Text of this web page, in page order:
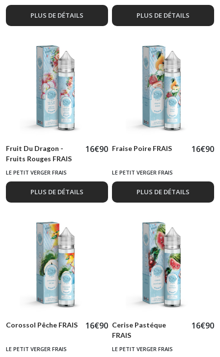
PLUS DE DÉTAILS PLUS DE DÉTAILS
Fruit Du Dragon -
Fruits Rouges FRAIS
16€90
LE PETIT VERGER FRAIS
PLUS DE DÉTAILS
Fraise Poire FRAIS 16€90
LE PETIT VERGER FRAIS
PLUS DE DÉTAILS
Corossol Pêche FRAIS 16€90
LE PETIT VERGER FRAIS
Cerise Pastéque
FRAIS
16€90
LE PETIT VERGER FRAIS